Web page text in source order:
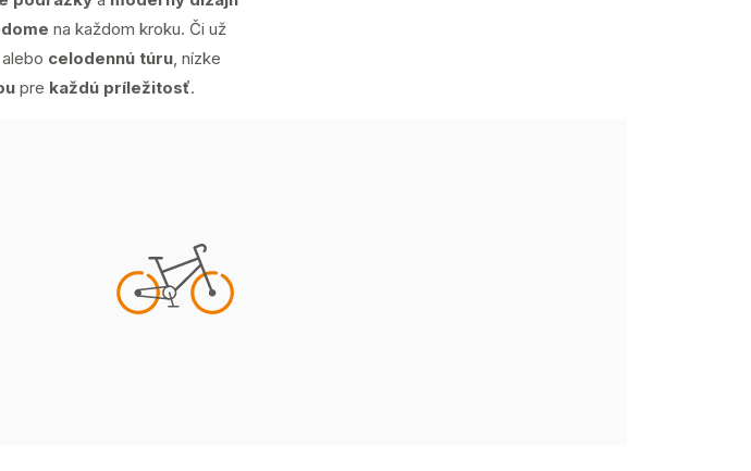
na každom kroku. Či už
alebo celodennú túru, nízke
pre každú príležitosť.